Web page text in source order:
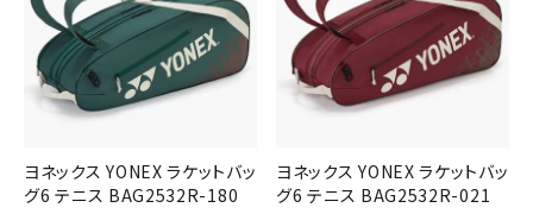
ヨネックス YONEX ラケットバッ
グ6 テニス BAG2532R-180
ヨネックス YONEX ラケットバッ
グ6 テニス BAG2532R-021